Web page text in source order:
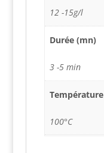
12 -15g/l
Durée (mn)
3 -5 min
Température
100°C